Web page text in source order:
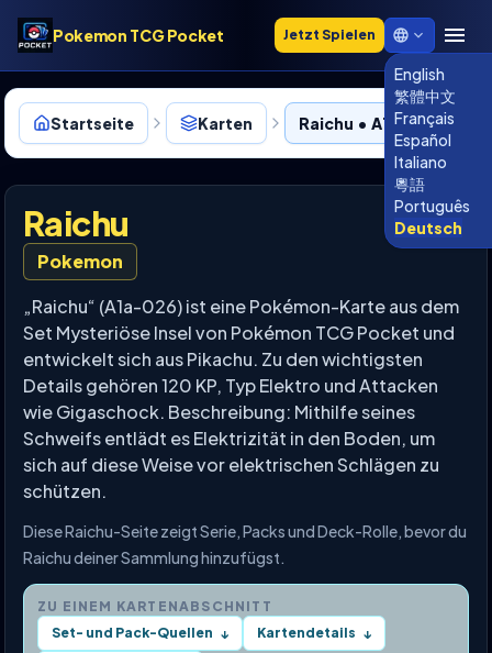
Pokemon TCG Pocket Jetzt Spielen
English
繁體中文
Français
Español
Italiano
粵語
Português
Deutsch
Startseite Karten Raichu • A1a-026
Raichu
Pokemon
„Raichu“ (A1a-026) ist eine Pokémon-Karte aus dem
Set Mysteriöse Insel von Pokémon TCG Pocket und
entwickelt sich aus Pikachu. Zu den wichtigsten
Details gehören 120 KP, Typ Elektro und Attacken
wie Gigaschock. Beschreibung: Mithilfe seines
Schweifs entlädt es Elektrizität in den Boden, um
sich auf diese Weise vor elektrischen Schlägen zu
schützen.
Diese Raichu-Seite zeigt Serie, Packs und Deck-Rolle, bevor du
Raichu deiner Sammlung hinzufügst.
ZU EINEM KARTENABSCHNITT
Set- und Pack-Quellen ↓ Kartendetails ↓